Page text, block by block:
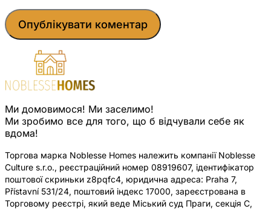
Ми домовимося! Ми заселимо!
Ми зробимо все для того, що б відчували себе як
вдома!
Торгова марка Noblesse Homes належить компанії Noblesse
Culture s.r.o., реєстраційний номер 08919607, ідентифікатор
поштової скриньки z8pqfc4, юридична адреса: Praha 7,
Přístavní 531/24, поштовий індекс 17000, зареєстрована в
Торговому реєстрі, який веде Міський суд Праги, секція C,